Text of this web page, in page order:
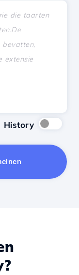
History